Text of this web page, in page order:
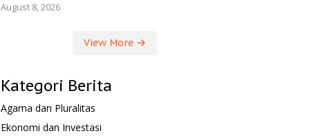
August 8, 2026
View More
Kategori Berita
Agama dan Pluralitas
Ekonomi dan Investasi